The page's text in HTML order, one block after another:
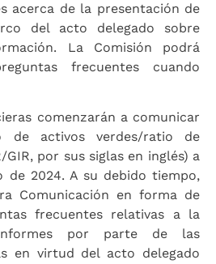
acerca de la presentación de
del acto delegado sobre
La Comisión podrá
frecuentes cuando
comenzarán a comunicar
de activos verdes/ratio de
GIR, por sus siglas en inglés) a
de 2024. A su debido tiempo,
Comunicación en forma de
frecuentes relativas a la
por parte de las
en virtud del acto delegado